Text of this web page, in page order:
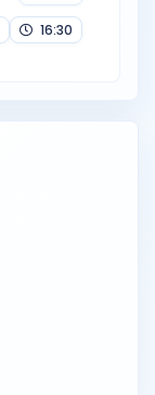
16:30